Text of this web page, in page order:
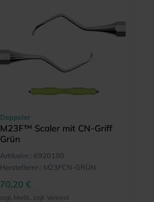
Deppeler
M23F™ Scaler mit CN-Griff
Grün
Artikelnr.: 6920190
Herstellernr.: M23FCN-GRÜN
70,20 €
zzgl. MwSt., zzgl. Versand